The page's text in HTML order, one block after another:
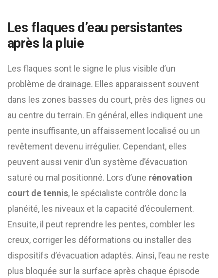
Les flaques d’eau persistantes
après la pluie
Les flaques sont le signe le plus visible d’un
problème de drainage. Elles apparaissent souvent
dans les zones basses du court, près des lignes ou
au centre du terrain. En général, elles indiquent une
pente insuffisante, un affaissement localisé ou un
revêtement devenu irrégulier. Cependant, elles
peuvent aussi venir d’un système d’évacuation
saturé ou mal positionné. Lors d’une rénovation
court de tennis, le spécialiste contrôle donc la
planéité, les niveaux et la capacité d’écoulement.
Ensuite, il peut reprendre les pentes, combler les
creux, corriger les déformations ou installer des
dispositifs d’évacuation adaptés. Ainsi, l’eau ne reste
plus bloquée sur la surface après chaque épisode